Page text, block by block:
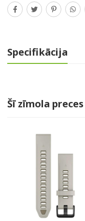
Specifikācija
Šī zīmola preces